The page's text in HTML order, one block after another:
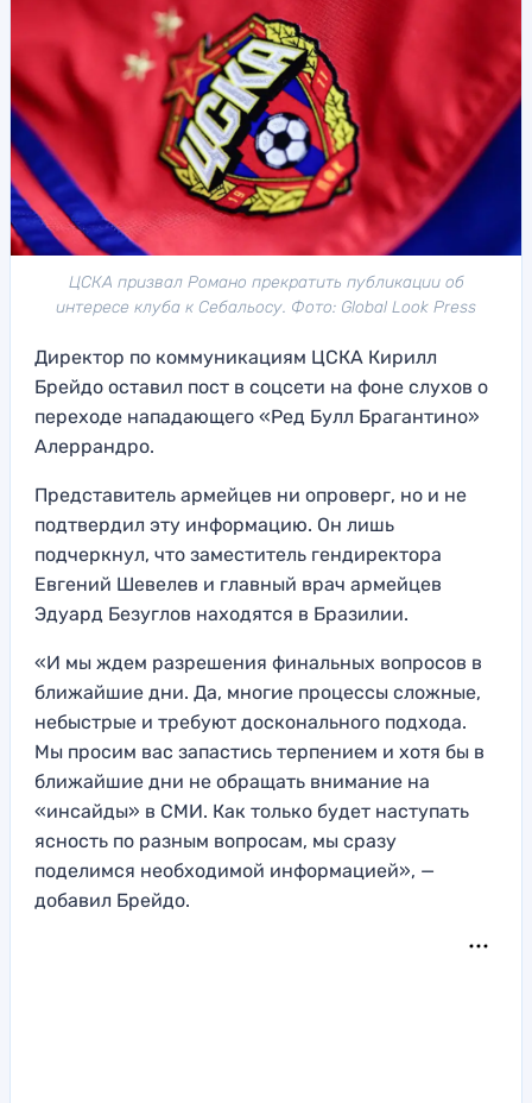
ЦСКА призвал Романо прекратить публикации об
интересе клуба к Себальосу. Фото: Global Look Press
Директор по коммуникациям ЦСКА Кирилл
Брейдо оставил пост в соцсети на фоне слухов о
переходе нападающего «Ред Булл Брагантино»
Алеррандро.
Представитель армейцев ни опроверг, но и не
подтвердил эту информацию. Он лишь
подчеркнул, что заместитель гендиректора
Евгений Шевелев и главный врач армейцев
Эдуард Безуглов находятся в Бразилии.
«И мы ждем разрешения финальных вопросов в
ближайшие дни. Да, многие процессы сложные,
небыстрые и требуют досконального подхода.
Мы просим вас запастись терпением и хотя бы в
ближайшие дни не обращать внимание на
«инсайды» в СМИ. Как только будет наступать
ясность по разным вопросам, мы сразу
поделимся необходимой информацией», —
добавил Брейдо.